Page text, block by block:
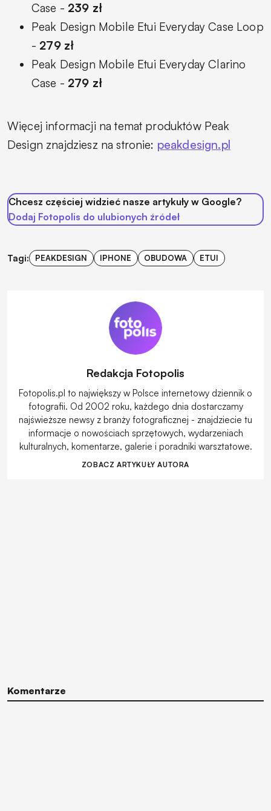
Case - 239 zł
Peak Design Mobile Etui Everyday Case Loop
- 279 zł
Peak Design Mobile Etui Everyday Clarino
Case - 279 zł
Więcej informacji na temat produktów Peak
Design znajdziesz na stronie: peakdesign.pl
Chcesz częściej widzieć nasze artykuły w Google?
Dodaj Fotopolis do ulubionych źródeł
Tagi: PEAKDESIGN IPHONE OBUDOWA ETUI
Redakcja Fotopolis
Fotopolis.pl to największy w Polsce internetowy dziennik o
fotografii. Od 2002 roku, każdego dnia dostarczamy
najświeższe newsy z branży fotograficznej - znajdziecie tu
informacje o nowościach sprzętowych, wydarzeniach
kulturalnych, komentarze, galerie i poradniki warsztatowe.
ZOBACZ ARTYKUŁY AUTORA
Komentarze